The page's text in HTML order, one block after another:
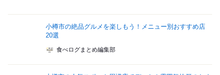
小樽市の絶品グルメを楽しもう！メニュー別おすすめ店
20選
食べログまとめ編集部